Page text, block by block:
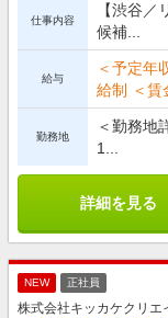
仕事内容
【渋谷
候補...
給与
＜予定年
給制 ＜賃
勤務地
＜勤務地
1...
詳細を見る
NEW 正社員
株式会社キッカケクリエ